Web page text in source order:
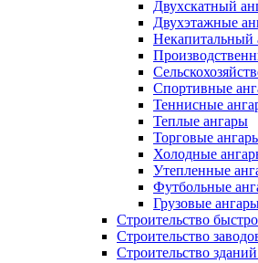
Двухскатный
Двухэтажные
Некапитальный
Спортивные
Теннисные
Теплые ангары
Торговые
Холодные
Утепленные
Футбольные
Грузовые
Строительство
Строительство
Строительство